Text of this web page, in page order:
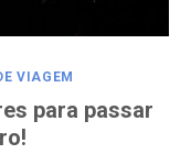
VIAGEM
para passar